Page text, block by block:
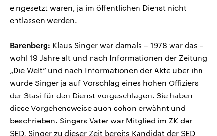
eingesetzt waren, ja im öffentlichen Dienst nicht
entlassen werden.
Barenberg: Klaus Singer war damals – 1978 war das –
wohl 19 Jahre alt und nach Informationen der Zeitung
„Die Welt“ und nach Informationen der Akte über ihn
wurde Singer ja auf Vorschlag eines hohen Offiziers
der Stasi für den Dienst vorgeschlagen. Sie haben
diese Vorgehensweise auch schon erwähnt und
beschrieben. Singers Vater war Mitglied im ZK der
SED, Singer zu dieser Zeit bereits Kandidat der SED